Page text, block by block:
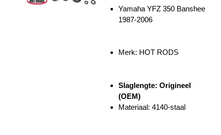
Yamaha YFZ 350 Banshee
1987-2006
Merk: HOT RODS
Slaglengte: Origineel
(OEM)
Materiaal: 4140-staal